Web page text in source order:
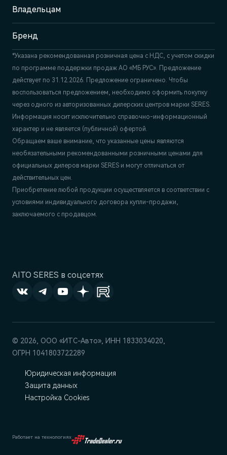
AITO SERES в соцсетях
Владельцам
Бренд
*Указана рекомендованная розничная цена c НДС, с учетом скидки
по программе поддержки продаж АО «МБ РУС». Предложение
действует по 31.12.2026. Предложение ограничено. Чтобы
воспользоваться предложением, необходимо оформить покупку
через одного из авторизованных дилерских центров марки SERES.
Информация носит исключительно справочно-информационный
характер и не является (публичной) офертой.
Обращаем ваше внимание, что указанные цены являются
необязательными рекомендованными розничными ценами для
официальных дилеров марки SERES и могут отличаться от
действительных цен.
Приобретение любой продукции осуществляется в соответствии с
условиями индивидуального договора купли-продажи,
заключаемого с продавцом.
© 2026, ООО «‎ИТС-Авто»‎, ИНН 1833034020,
ОГРН 1041803722289
Юридическая информация
Защита данных
Настройка Cookies
Работает на технологиях